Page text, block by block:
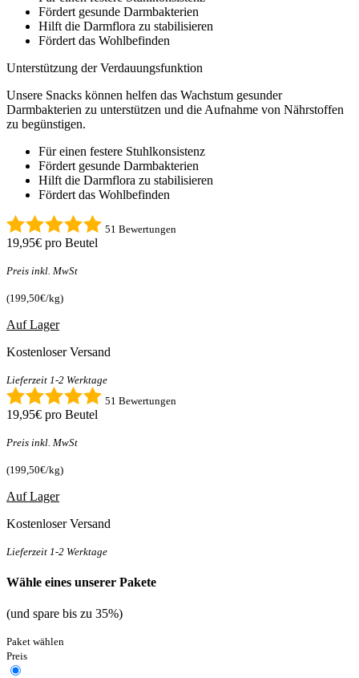
Fördert gesunde Darmbakterien
Hilft die Darmflora zu stabilisieren
Fördert das Wohlbefinden
Unterstützung der Verdauungsfunktion
Unsere Snacks können helfen das Wachstum gesunder
Darmbakterien zu unterstützen und die Aufnahme von Nährstoffen
zu begünstigen.
Für einen festere Stuhlkonsistenz
Fördert gesunde Darmbakterien
Hilft die Darmflora zu stabilisieren
Fördert das Wohlbefinden
51 Bewertungen
19,95€ pro Beutel
Preis inkl. MwSt
(199,50€/kg)
Auf Lager
Kostenloser Versand
Lieferzeit 1-2 Werktage
51 Bewertungen
19,95€ pro Beutel
Preis inkl. MwSt
(199,50€/kg)
Auf Lager
Kostenloser Versand
Lieferzeit 1-2 Werktage
Wähle eines unserer Pakete
(und spare bis zu 35%)
Paket wählen
Preis